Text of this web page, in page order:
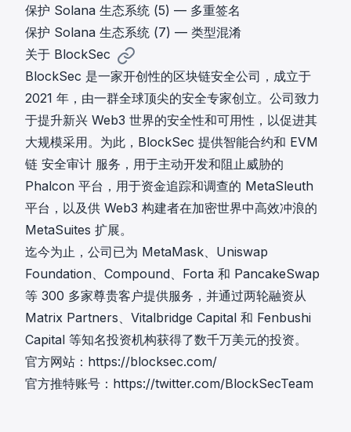
保护 Solana 生态系统 (5) — 多重签名
保护 Solana 生态系统 (7) — 类型混淆
关于 BlockSec
BlockSec 是一家开创性的区块链安全公司，成立于
2021 年，由一群全球顶尖的安全专家创立。公司致力
于提升新兴 Web3 世界的安全性和可用性，以促进其
大规模采用。为此，BlockSec 提供智能合约和 EVM
链 安全审计 服务，用于主动开发和阻止威胁的
Phalcon 平台，用于资金追踪和调查的 MetaSleuth
平台，以及供 Web3 构建者在加密世界中高效冲浪的
MetaSuites 扩展。
迄今为止，公司已为 MetaMask、Uniswap
Foundation、Compound、Forta 和 PancakeSwap
等 300 多家尊贵客户提供服务，并通过两轮融资从
Matrix Partners、Vitalbridge Capital 和 Fenbushi
Capital 等知名投资机构获得了数千万美元的投资。
官方网站： https://blocksec.com/
官方推特账号： https://twitter.com/BlockSecTeam